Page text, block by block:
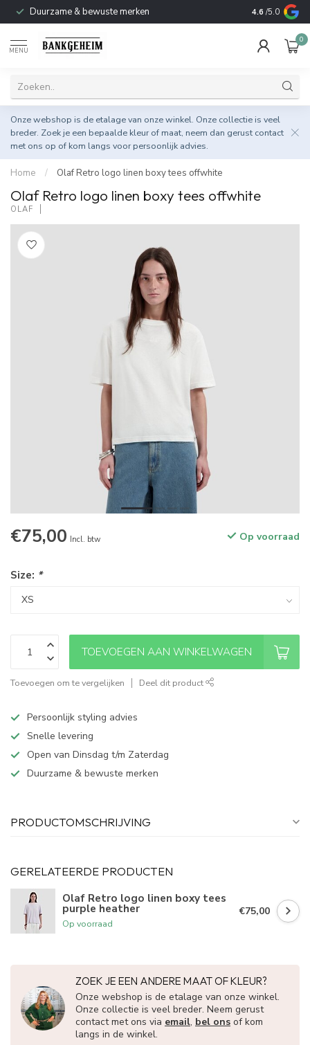
Duurzame & bewuste merken 4.6 /5.0
MENU
0
Onze webshop is de etalage van onze winkel. Onze collectie is veel
breder. Zoek je een bepaalde kleur of maat, neem dan gerust contact
met ons op of kom langs voor persoonlijk advies.
Home / Olaf Retro logo linen boxy tees offwhite
Olaf Retro logo linen boxy tees offwhite
OLAF
€75,00 Incl. btw Op voorraad
Size: *
TOEVOEGEN AAN WINKELWAGEN
Toevoegen om te vergelijken Deel dit product
Persoonlijk styling advies
Snelle levering
Open van Dinsdag t/m Zaterdag
Duurzame & bewuste merken
PRODUCTOMSCHRIJVING
GERELATEERDE PRODUCTEN
Olaf Retro logo linen boxy tees
purple heather
Op voorraad
€75,00
ZOEK JE EEN ANDERE MAAT OF KLEUR?
Onze webshop is de etalage van onze winkel.
Onze collectie is veel breder. Neem gerust
contact met ons via email, bel ons of kom
langs in de winkel.